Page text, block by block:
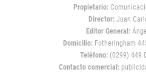
Propietario:
Director: Juan
Editor General:
Domicilio:Fotheringham
Teléfono: (0299) 449
Contacto comercial: